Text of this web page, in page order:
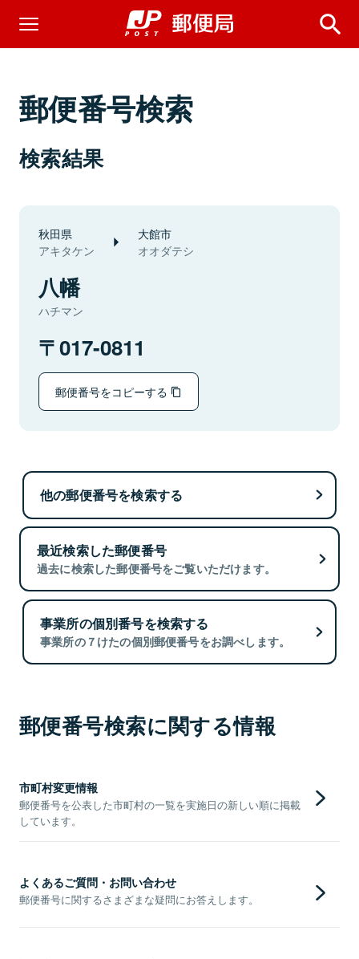
郵便番号検索
検索結果
秋田県
アキタケン
大館市
オオダテシ
八幡
ハチマン
017-0811
郵便番号をコピーする
他の郵便番号を検索する
最近検索した郵便番号
過去に検索した郵便番号をご覧いただけます。
事業所の個別番号を検索する
事業所の７けたの個別郵便番号をお調べします。
郵便番号検索に関する情報
市町村変更情報
郵便番号を公表した市町村の一覧を実施日の新しい順に掲載
しています。
よくあるご質問・お問い合わせ
郵便番号に関するさまざまな疑問にお答えします。